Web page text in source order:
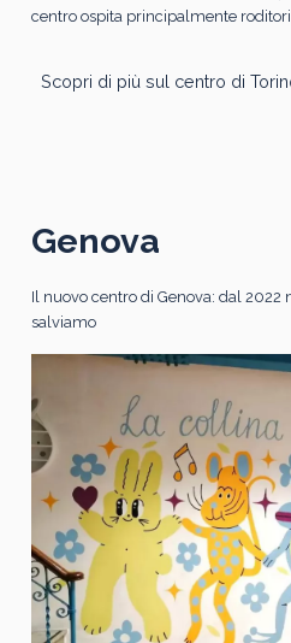
centro ospita principalmente
Scopri di più sul centro di
Genova
Il nuovo centro di Genova: dal
salviamo